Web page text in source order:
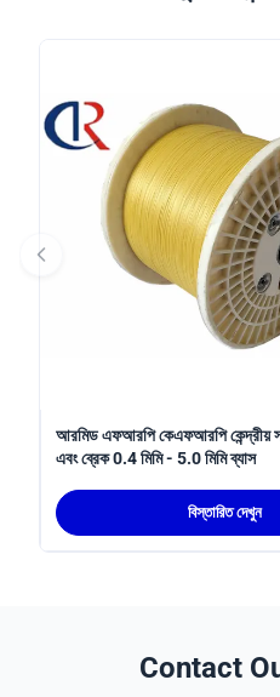
আরমিড এফআরপি কেএফআরপি কেন্দ্রীয়
এবং ব্রেক 0.4 মিমি - 5.0 মিমি ব্যাস
বিস্তারিত দেখুন
Contact